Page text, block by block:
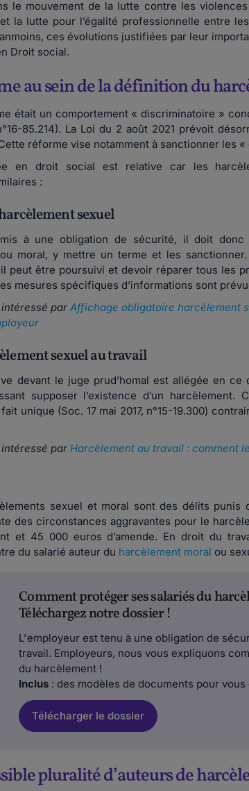
le mouvement de la lutte contre les
la lutte pour l’égalité professionnelle entre
ces évolutions justifiées par leur
Droit social.
au sein de la définition du
était un comportement « discriminatoire »
85.214). La Loi du 2 août 2021 prévoit
réforme vise notamment à sanctionner les
en droit social est relative car les
:
sexuel
à une obligation de sécurité, il doit donc
moral, y mettre un terme et les
peut être poursuivi et devoir réparer tous les
mesures spécifiques d’informations sont
intéressé parAffichage obligatoire harcèlement
sexuel au travail
devant le juge prud’homal est allégée en
supposer l’existence d’un harcèlement.
unique (Soc. 17 mai 2017, n°15-19.300)
intéressé parHarcèlement au travail : comment
sexuel et moral sont des délits punis
des circonstances aggravantes pour le
et 45 000 euros d’amende. En droit du
du salarié auteur du harcèlement moral ou
Comment protéger ses salariés du
Téléchargez notre dossier !
L'employeur est tenu à une obligation de
travail. Employeurs, nous vous expliquons
du harcèlement !
Inclus : des modèles de documents pour
Télécharger le dossier
pluralité d’auteurs de